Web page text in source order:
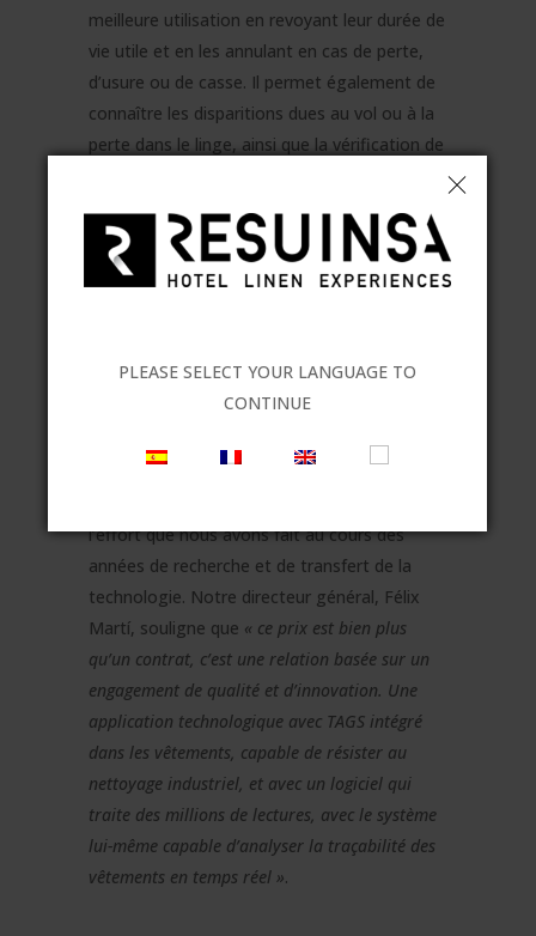
meilleure utilisation en revoyant leur durée de
vie utile et en les annulant en cas de perte,
d’usure ou de casse. Il permet également de
connaître les disparitions dues au vol ou à la
perte dans le linge, ainsi que la vérification de
des vêtements du parador pendant tout le
processus de lavage.
Un engagement technologique essentiel
Paradores de
Turismoait opté pour nos textiles
l’effort que nous avons fait au cours des
années de recherche et de transfert de la
technologie. Notre directeur général, Félix
Martí, souligne que « ce prix est bien plus
qu’un contrat, c’est une relation basée sur un
engagement de qualité et d’innovation. Une
application technologique avec TAGS intégré
dans les vêtements, capable de résister au
nettoyage industriel, et avec un logiciel qui
traite des millions de lectures, avec le système
lui-même capable d’analyser la traçabilité des
vêtements en temps réel ».
PLEASE SELECT YOUR LANGUAGE TO
CONTINUE